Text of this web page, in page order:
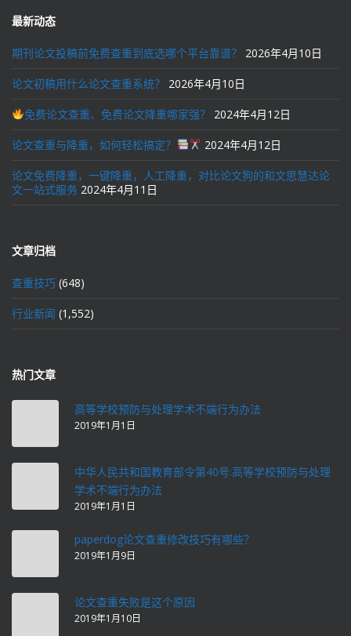
最新动态
期刊论文投稿前免费查重到底选哪个平台靠谱？ 2026年4月10日
论文初稿用什么论文查重系统？ 2026年4月10日
免费论文查重、免费论文降重哪家强？ 2024年4月12日
论文查重与降重，如何轻松搞定？ 2024年4月12日
论文免费降重，一键降重，人工降重，对比论文狗的和文思慧达论
文一站式服务 2024年4月11日
文章归档
查重技巧 (648)
行业新闻 (1,552)
热门文章
高等学校预防与处理学术不端行为办法
2019年1月1日
中华人民共和国教育部令第40号:高等学校预防与处理
学术不端行为办法
2019年1月1日
paperdog论文查重修改技巧有哪些？
2019年1月9日
论文查重失败是这个原因
2019年1月10日